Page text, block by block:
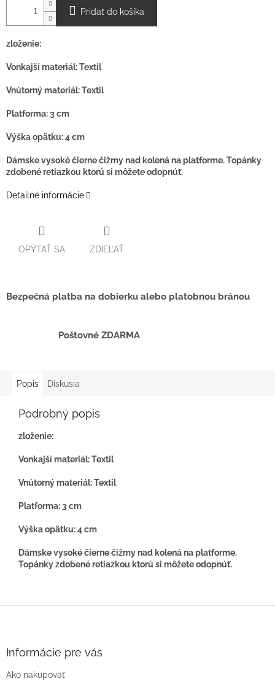
Pridať do košíka
zloženie:
Vonkajší materiál: Textil
Vnútorný materiál: Textil
Platforma: 3 cm
Výška opätku: 4 cm
Dámske vysoké čierne čižmy nad kolená na platforme. Topánky
zdobené retiazkou ktorú si môžete odopnúť.
Detailné informácie
OPÝTAŤ SA ZDIEĽAŤ
Bezpečná platba na dobierku alebo platobnou bránou
Poštovné ZDARMA
Popis Diskusia
Podrobný popis
zloženie:
Vonkajší materiál: Textil
Vnútorný materiál: Textil
Platforma: 3 cm
Výška opätku: 4 cm
Dámske vysoké čierne čižmy nad kolená na platforme.
Topánky zdobené retiazkou ktorú si môžete odopnúť.
Informácie pre vás
Ako nakupovať